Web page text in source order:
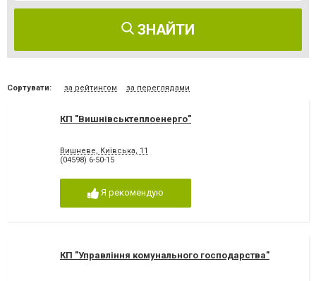
ЗНАЙТИ
Сортувати: за рейтингом за переглядами
КП "Вишнівськтеплоенерго"
Вишневе, Київська, 11
(04598) 6-50-15
Я рекомендую
КП "Управління комунального господарства"